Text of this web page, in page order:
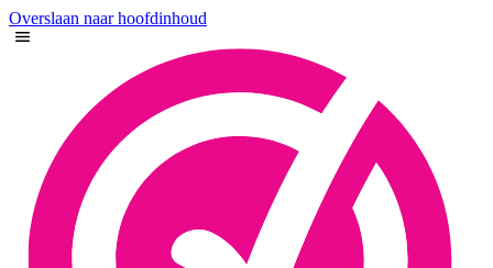
Overslaan naar hoofdinhoud